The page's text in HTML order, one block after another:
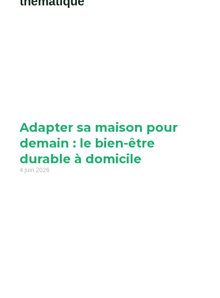
Adapter sa maison pour
demain : le bien-être
durable à domicile
4 juin 2026